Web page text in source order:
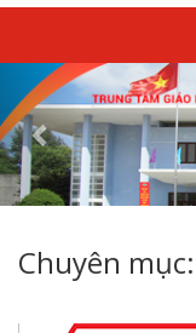
Previous
Chuyên